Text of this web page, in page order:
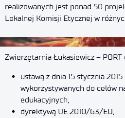
realizowanych jest ponad 50
Lokalnej Komisji Etycznej w
Zwierzętarnia Łukasiewicz – PORT
ustawą z dnia 15 stycznia
wykorzystywanych do celów
edukacyjnych,
dyrektywą UE 2010/63/EU,